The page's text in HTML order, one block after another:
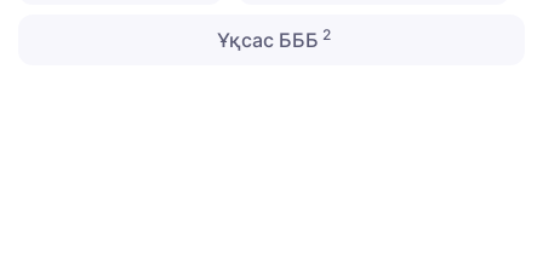
Ұқсас БББ 2